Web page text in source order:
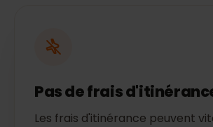
Pas de frais
Les frais d'itinérance peuvent